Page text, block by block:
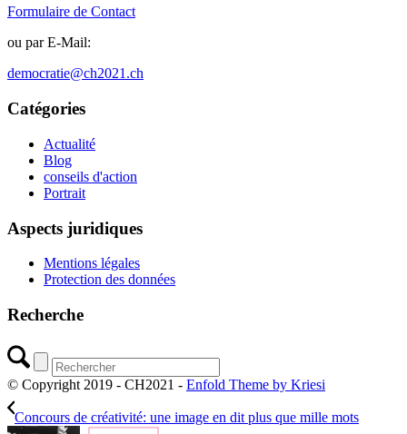
Formulaire de Contact
ou par E-Mail:
democratie@ch2021.ch
Catégories
Actualité
Blog
conseils d'action
Portrait
Aspects juridiques
Mentions légales
Protection des données
Recherche
© Copyright 2019 - CH2021 - Enfold Theme by Kriesi
Concours de créativité: une image en dit plus que mille mots